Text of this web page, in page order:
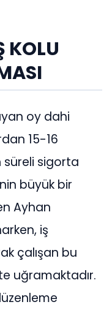
KOLU
oy dahi
15-16
süreli sigorta
büyük bir
Ayhan
iş
çalışan bu
uğramaktadır.